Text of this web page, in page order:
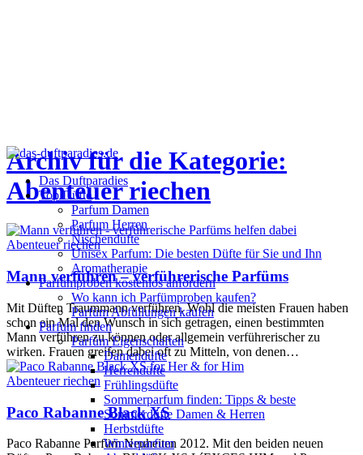
Das Duftparadies
Top Düfte
Parfum Damen
Parfum Herren
Nischendüfte
Unisex Parfum: Die besten Düfte für Sie und Ihn
Aromatherapie
Parfümproben kostenlos anfordern
Wo kann ich Parfümproben kaufen?
Parfüm Abfüllungen kaufen
Parfum finden
Parfüm Eigenschaften
Damendüfte
Herrendüfte
Frühlingsdüfte
Sommerparfum finden: Tipps & beste
Sommerdüfte Damen & Herren
Herbstdüfte
Winterparfum
Archiv für die Kategorie:
Abenteuer riechen
Abenteuer riechen
Mann verführen – verführerische Parfüms
Mit Düften Traummann verführen. Wohl die meisten Frauen haben
schon ein Mal den Wunsch in sich getragen, einen bestimmten
Mann verführen zu können oder allgemein verführerischer zu
wirken. Frauen greifen dabei oft zu Mitteln, von denen…
Abenteuer riechen
Paco Rabanne Black XS
Paco Rabanne Parfüm Neuheiten 2012. Mit den beiden neuen